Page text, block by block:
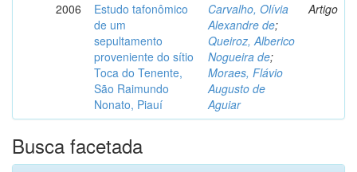
2006
Estudo tafonômico
de um
sepultamento
proveniente do sítio
Toca do Tenente,
São Raimundo
Nonato, Piauí
Carvalho, Olívia
Alexandre de;
Queiroz, Alberico
Nogueira de;
Moraes, Flávio
Augusto de
Aguiar
Artigo
Busca facetada